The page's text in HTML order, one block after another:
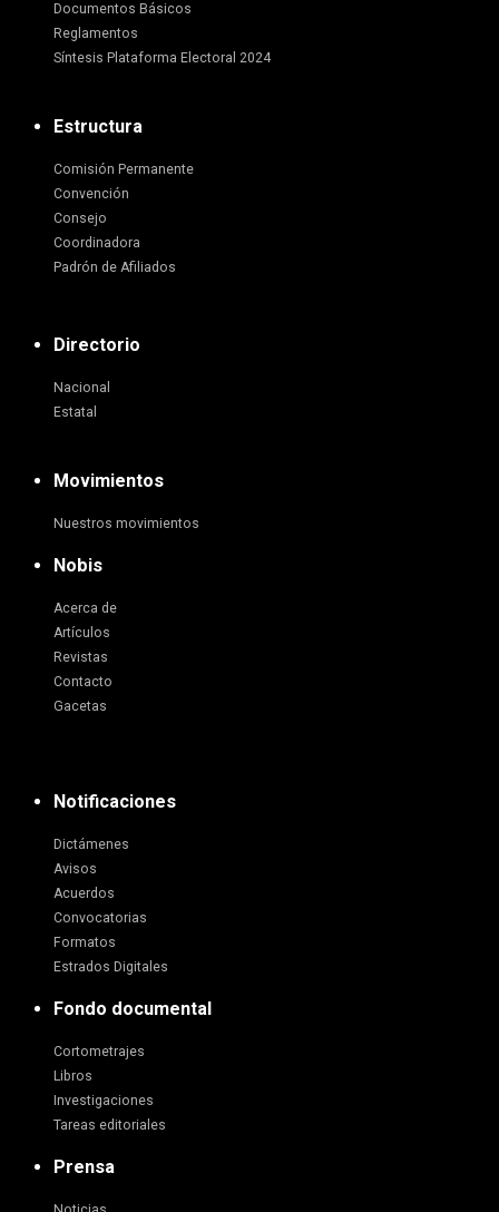
Documentos Básicos
Reglamentos
Síntesis Plataforma Electoral 2024
Estructura
Comisión Permanente
Convención
Consejo
Coordinadora
Padrón de Afiliados
Directorio
Nacional
Estatal
Movimientos
Nuestros movimientos
Nobis
Acerca de
Artículos
Revistas
Contacto
Gacetas
Notificaciones
Dictámenes
Avisos
Acuerdos
Convocatorias
Formatos
Estrados Digitales
Fondo documental
Cortometrajes
Libros
Investigaciones
Tareas editoriales
Prensa